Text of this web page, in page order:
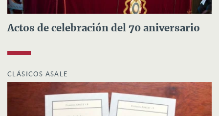
Actos de celebración del 70 aniversario
CLÁSICOS ASALE